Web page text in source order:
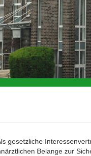
gesetzliche
Belange zur